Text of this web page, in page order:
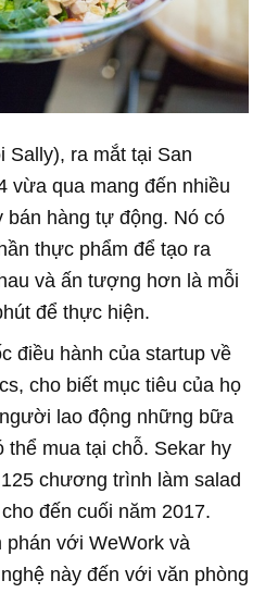
Sally), ra mắt tại San
vừa qua mang đến nhiều
hàng tự động. Nó có
thực phẩm để tạo ra
và ấn tượng hơn là mỗi
để thực hiện.
điều hành của startup về
cho biết mục tiêu của họ
lao động những bữa
thể mua tại chỗ. Sekar hy
chương trình làm salad
đến cuối năm 2017.
phán với WeWork và
này đến với văn phòng